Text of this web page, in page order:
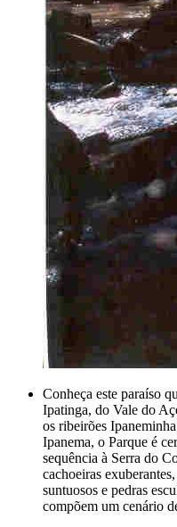
Conheça este paraíso
Ipatinga, do Vale do
os ribeirões
Ipanema, o Parque é
sequência à Serra do
cachoeiras
suntuosos e pedras
compõem um cenário